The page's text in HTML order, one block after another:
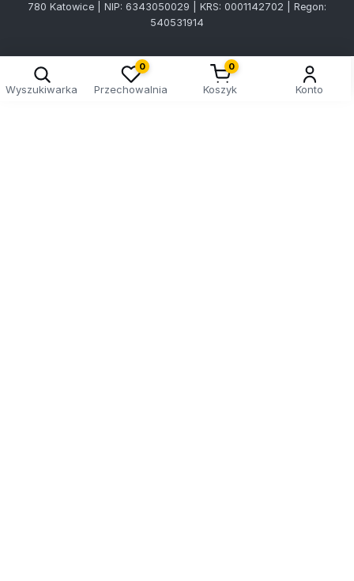
780 Katowice | NIP: 6343050029 | KRS: 0001142702 | Regon:
540531914
Wyszukiwarka
0
Przechowalnia
0
Koszyk Konto